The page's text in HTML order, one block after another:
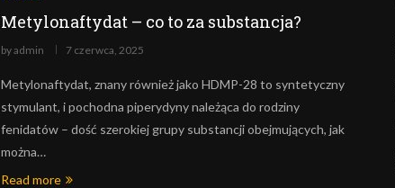
Metylonaftydat – co to za substancja?
byadmin 7 czerwca, 2025
Metylonaftydat, znany również jako HDMP-28 to syntetyczny
stymulant, i pochodna piperydyny należąca do rodziny
fenidatów – dość szerokiej grupy substancji obejmujących, jak
można…
Read more